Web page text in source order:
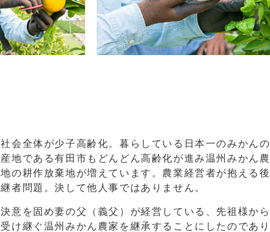
社会全体が少子高齢化。暮らしている日本一のみかんの
産地である有田市もどんどん高齢化が進み温州みかん農
地の耕作放棄地が増えています。農業経営者が抱える後
継者問題。決して他人事ではありません。
決意を固め妻の父（義父）が経営している、先祖様から
受け継ぐ温州みかん農家を継承することにしたのであり